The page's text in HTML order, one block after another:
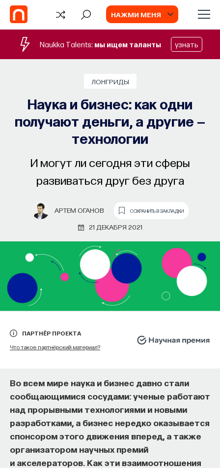
НАЖМИ МЕНЯ
Naukka Talents: мы ищем таланты узнать
ЛОНГРИДЫ
Наука и бизнес: как одни
получают деньги, а другие —
технологии
И могут ли сегодня эти сферы
развиваться друг без друга
АРТЕМ ОГАНОВ СОХРАНИТЬ В ЗАКЛАДКИ
21 ДЕКАБРЯ 2021
ПАРТНЁР ПРОЕКТА
Что такое партнёрский материал?
Во всем мире наука и бизнес давно стали
сообщающимися сосудами: ученые работают
над прорывными технологиями и новыми
разработками, а бизнес нередко оказывается
спонсором этого движения вперед, а также
организатором научных премий
и акселераторов. Как эти взаимоотношения
сном
Почти треть жизни мы тратим на сон, но как
он работает и можно ли его приручить?
МИХАИЛ ПОЛУЭКТОВ СОХРАНИТЬ В ЗАКЛАДКИ
но как он работает и можно ли его
приручить?
процесс в организме? Какую роль играет
состояние сна для жизни человека? Что
происходит с нами, пока мы спим: какие циклы
мы проходим, какие механизмы задействованы?
Что нужно сделать, чтобы за ночь наши ресурсы
восполнялись и мы просыпались отдохнувшими.